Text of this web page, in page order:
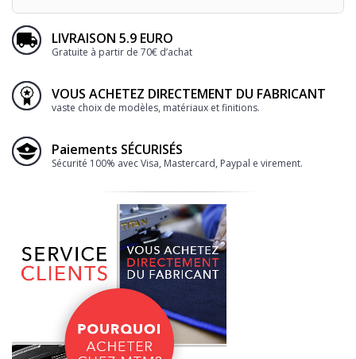
LIVRAISON 5.9 EURO
Gratuite à partir de 70€ d’achat
VOUS ACHETEZ DIRECTEMENT DU FABRICANT
vaste choix de modèles, matériaux et finitions.
Paiements SÉCURISÉS
Sécurité 100% avec Visa, Mastercard, Paypal e virement.